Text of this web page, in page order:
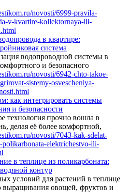
в квартире:
система
водопроводной системы в
и безопасного
как интегрировать системы
и безопасности
технология прочно вошла в
делая её более комфортной,
в теплице из поликарбоната:
контур
условий для растений в теплице
выращивания овощей, фруктов и